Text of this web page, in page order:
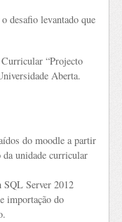
desafio levantado que
“Projecto
Aberta.
do moodle a partir
unidade curricular
SQL Server 2012
importação do